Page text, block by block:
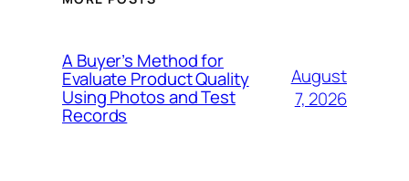
A Buyer’s Method for
Evaluate Product Quality
Using Photos and Test
Records
August
7, 2026